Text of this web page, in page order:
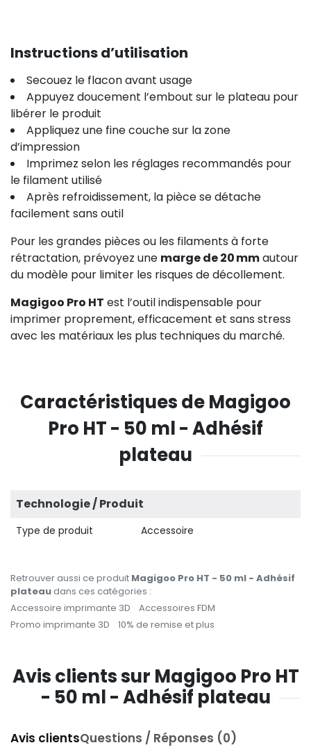
Instructions d’utilisation
Secouez le flacon avant usage
Appuyez doucement l’embout sur le plateau pour
libérer le produit
Appliquez une fine couche sur la zone
d’impression
Imprimez selon les réglages recommandés pour
le filament utilisé
Après refroidissement, la pièce se détache
facilement sans outil
Pour les grandes pièces ou les filaments à forte
rétractation, prévoyez une marge de 20 mmautour
du modèle pour limiter les risques de décollement.
Magigoo Pro HT est l’outil indispensable pour
imprimer proprement, efficacement et sans stress
avec les matériaux les plus techniques du marché.
Caractéristiques de Magigoo
Pro HT - 50 ml - Adhésif
plateau
Technologie / Produit
Type de produit Accessoire
Retrouver aussi ce produit Magigoo Pro HT - 50 ml - Adhésif
plateaudans ces catégories :
Accessoire imprimante 3D
Accessoires FDM
Promo imprimante 3D
10% de remise et plus
Avis clients sur Magigoo Pro HT
- 50 ml - Adhésif plateau
Avis clientsQuestions / Réponses (0)